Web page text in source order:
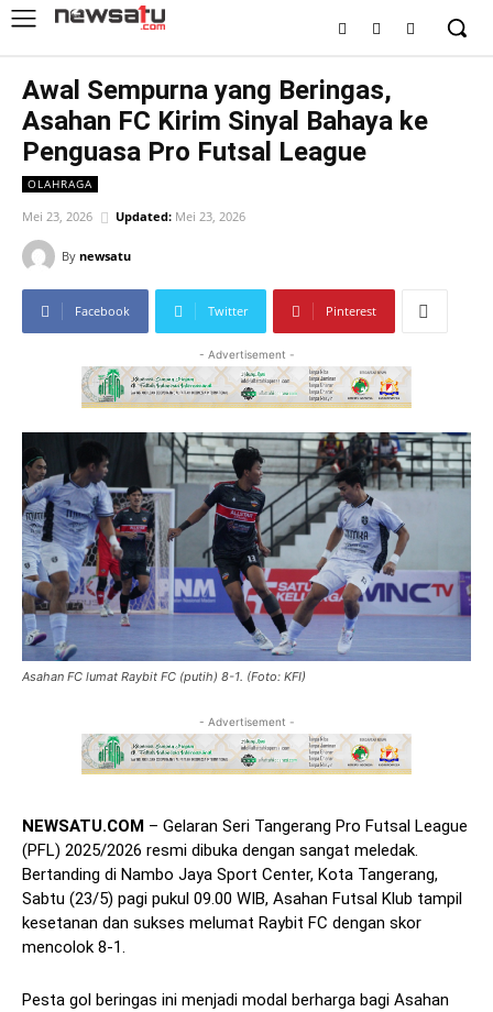
Awal Sempurna yang Beringas,
Asahan FC Kirim Sinyal Bahaya ke
Penguasa Pro Futsal League
OLAHRAGA
Mei 23, 2026 Updated: Mei 23, 2026
By newsatu
Facebook Twitter Pinterest
- Advertisement -
Asahan FC lumat Raybit FC (putih) 8-1. (Foto: KFI)
- Advertisement -
NEWSATU.COM – Gelaran Seri Tangerang Pro Futsal League
(PFL) 2025/2026 resmi dibuka dengan sangat meledak.
Bertanding di Nambo Jaya Sport Center, Kota Tangerang,
Sabtu (23/5) pagi pukul 09.00 WIB, Asahan Futsal Klub tampil
kesetanan dan sukses melumat Raybit FC dengan skor
mencolok 8-1.
Pesta gol beringas ini menjadi modal berharga bagi Asahan